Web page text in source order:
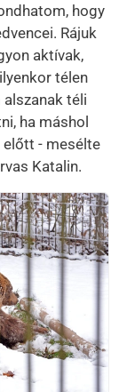
hogy
Rájuk
aktívak,
télen
alszanak téli
ha máshol
előtt - mesélte
Katalin.